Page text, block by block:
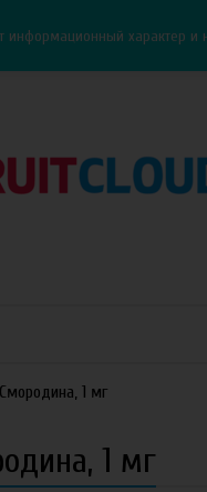
информационный характер
1 мг
1 мг